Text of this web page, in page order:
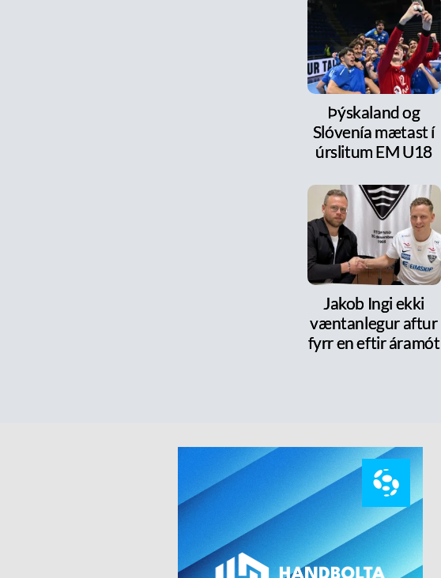
Þýskaland og
Slóvenía mætast í
úrslitum EM U18
Jakob Ingi ekki
væntanlegur aftur
fyrr en eftir áramót